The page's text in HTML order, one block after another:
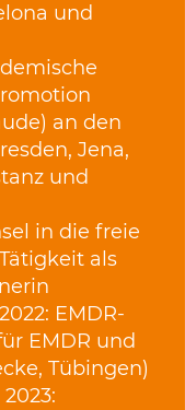
und
an den
Jena,
und
in die freie
als
EMDR-
EMDR und
Tübingen)